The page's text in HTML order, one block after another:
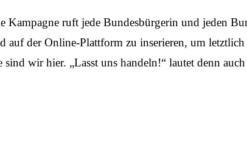
Kampagne ruft jede Bundesbürgerin und jeden
auf der Online-Plattform zu inserieren, um
sind wir hier. „Lasst uns handeln!“ lautet denn